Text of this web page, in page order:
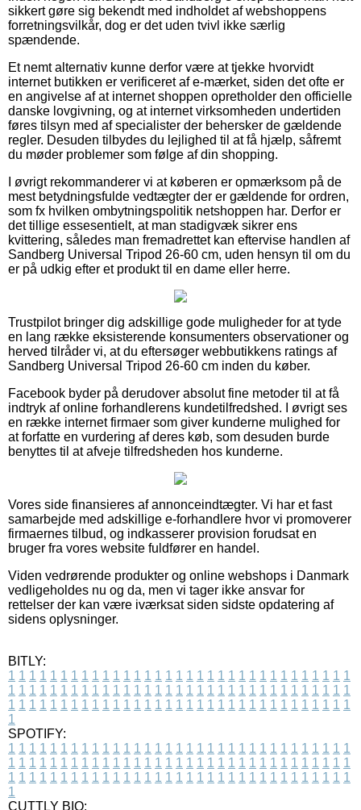
sikkert gøre sig bekendt med indholdet af webshoppens
forretningsvilkår, dog er det uden tvivl ikke særlig
spændende.
Et nemt alternativ kunne derfor være at tjekke hvorvidt
internet butikken er verificeret af e-mærket, siden det ofte er
en angivelse af at internet shoppen opretholder den officielle
danske lovgivning, og at internet virksomheden undertiden
føres tilsyn med af specialister der behersker de gældende
regler. Desuden tilbydes du lejlighed til at få hjælp, såfremt
du møder problemer som følge af din shopping.
I øvrigt rekommanderer vi at køberen er opmærksom på de
mest betydningsfulde vedtægter der er gældende for ordren,
som fx hvilken ombytningspolitik netshoppen har. Derfor er
det tillige essesentielt, at man stadigvæk sikrer ens
kvittering, således man fremadrettet kan eftervise handlen af
Sandberg Universal Tripod 26-60 cm, uden hensyn til om du
er på udkig efter et produkt til en dame eller herre.
Trustpilot bringer dig adskillige gode muligheder for at tyde
en lang række eksisterende konsumenters observationer og
herved tilråder vi, at du eftersøger webbutikkens ratings af
Sandberg Universal Tripod 26-60 cm inden du køber.
Facebook byder på derudover absolut fine metoder til at få
indtryk af online forhandlerens kundetilfredshed. I øvrigt ses
en række internet firmaer som giver kunderne mulighed for
at forfatte en vurdering af deres køb, som desuden burde
benyttes til at afveje tilfredsheden hos kunderne.
Vores side finansieres af annonceindtægter. Vi har et fast
samarbejde med adskillige e-forhandlere hvor vi promoverer
firmaernes tilbud, og indkasserer provision forudsat en
bruger fra vores website fuldfører en handel.
Viden vedrørende produkter og online webshops i Danmark
vedligeholdes nu og da, men vi tager ikke ansvar for
rettelser der kan være iværksat siden sidste opdatering af
sidens oplysninger.
BITLY:
1 1 1 1 1 1 1 1 1 1 1 1 1 1 1 1 1 1 1 1 1 1 1 1 1 1 1 1 1 1 1 1 1
1 1 1 1 1 1 1 1 1 1 1 1 1 1 1 1 1 1 1 1 1 1 1 1 1 1 1 1 1 1 1 1 1
1 1 1 1 1 1 1 1 1 1 1 1 1 1 1 1 1 1 1 1 1 1 1 1 1 1 1 1 1 1 1 1 1
1
SPOTIFY:
1 1 1 1 1 1 1 1 1 1 1 1 1 1 1 1 1 1 1 1 1 1 1 1 1 1 1 1 1 1 1 1 1
1 1 1 1 1 1 1 1 1 1 1 1 1 1 1 1 1 1 1 1 1 1 1 1 1 1 1 1 1 1 1 1 1
1 1 1 1 1 1 1 1 1 1 1 1 1 1 1 1 1 1 1 1 1 1 1 1 1 1 1 1 1 1 1 1 1
1
CUTTLY BIO: